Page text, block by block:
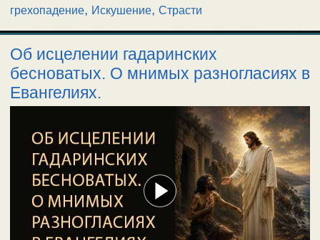
грехопадение, Искушение, Страсти
Об исцелении гадаринских
бесноватых. О мнимых разногласиях в
Евангелиях.